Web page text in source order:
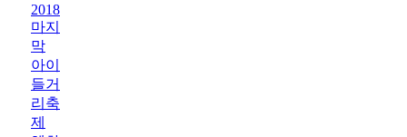
2018
마지
막
아이
들거
리축
제